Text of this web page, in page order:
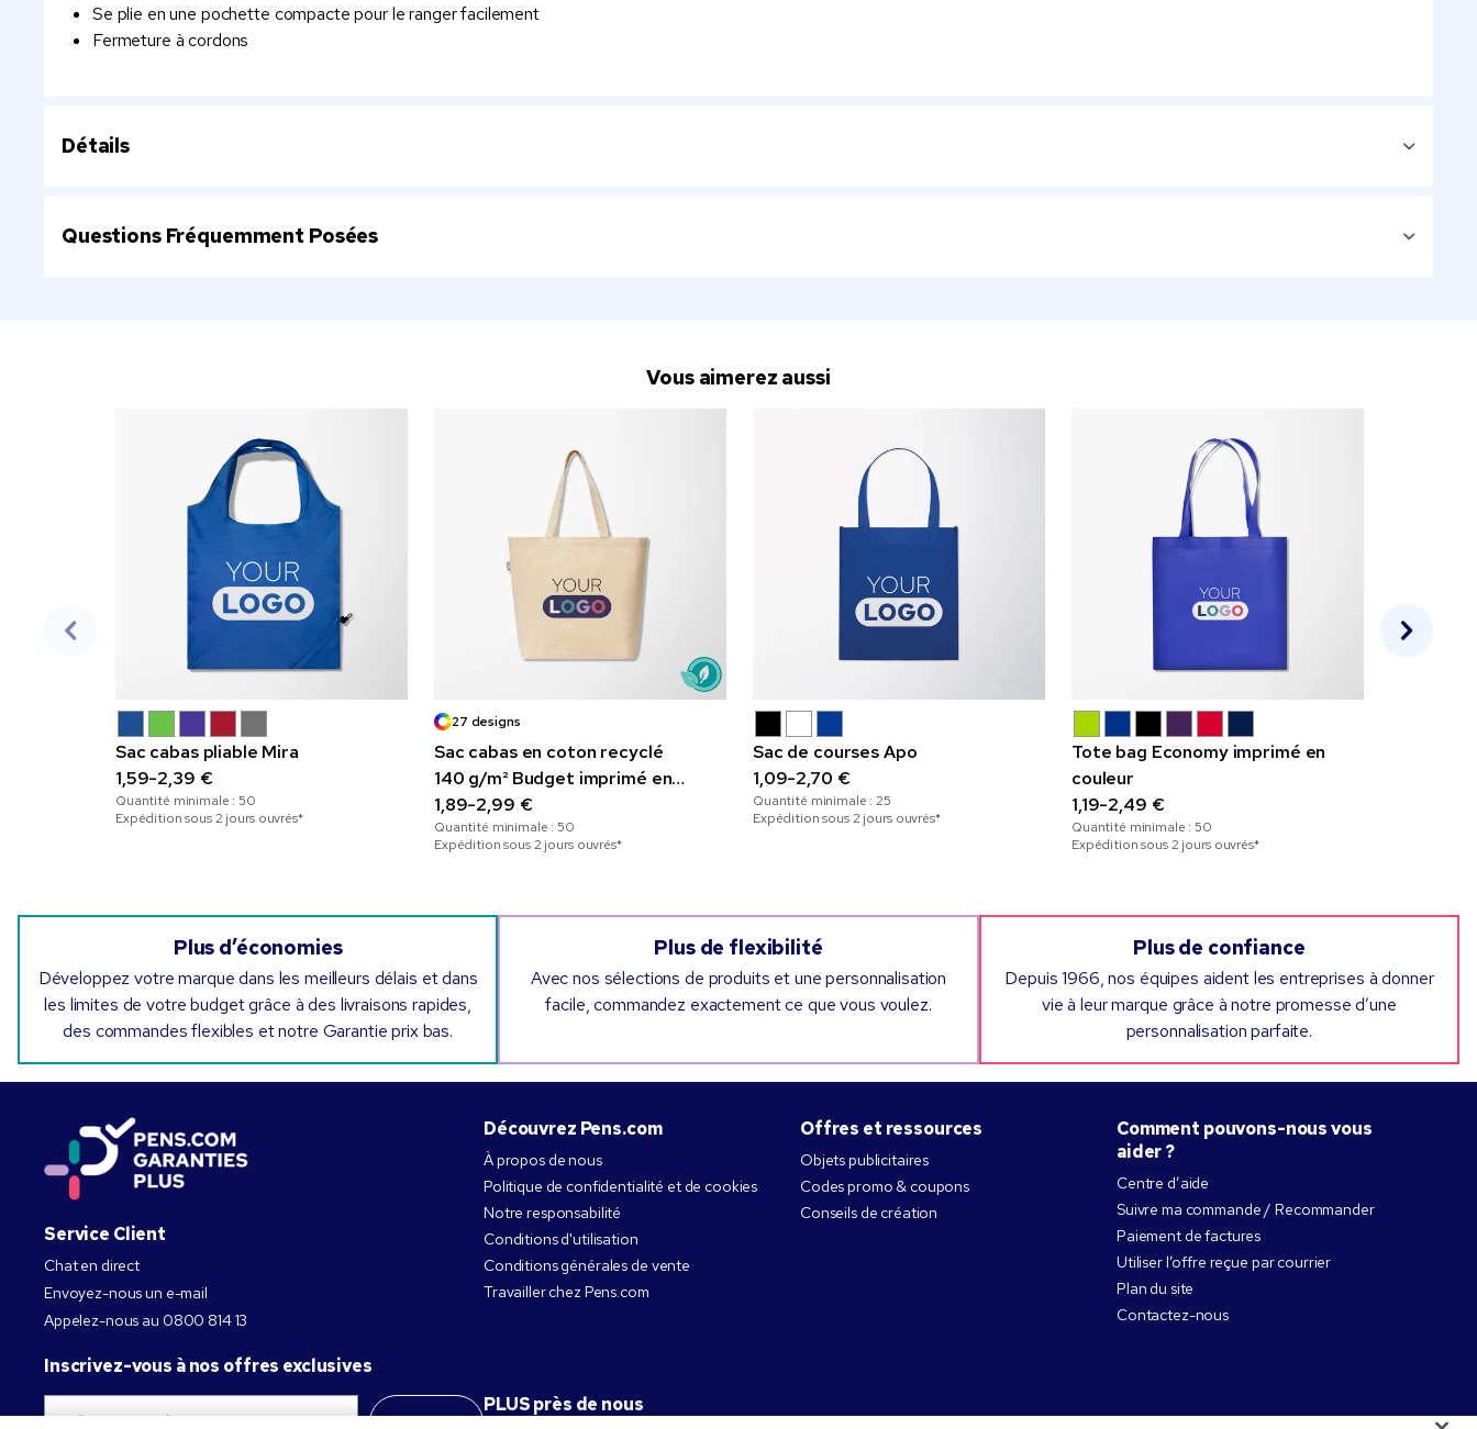
Se plie en une pochette compacte pour le ranger facilement
Fermeture à cordons
Détails
Questions Fréquemment Posées
Vous aimerez aussi
Sac cabas pliable Mira
1,59-2,39 €
Quantité minimale :50
Expédition sous 2 jours ouvrés*
27 designs
Sac cabas en coton recyclé
140 g/m² Budget imprimé en
couleur
1,89-2,99 €
Quantité minimale :50
Expédition sous 2 jours ouvrés*
Sac de courses Apo
1,09-2,70 €
Quantité minimale :25
Expédition sous 2 jours ouvrés*
Tote bag Economy imprimé en
couleur
1,19-2,49 €
Quantité minimale :50
Expédition sous 2 jours ouvrés*
Plus d’économies
Développez votre marque dans les meilleurs délais et dans
les limites de votre budget grâce à des livraisons rapides,
des commandes flexibles et notre Garantie prix bas.
Plus de flexibilité
Avec nos sélections de produits et une personnalisation
facile, commandez exactement ce que vous voulez.
Plus de confiance
Depuis 1966, nos équipes aident les entreprises à donner
vie à leur marque grâce à notre promesse d’une
personnalisation parfaite.
Service Client
Chat en direct
Envoyez-nous un e-mail
Appelez-nous au 0800 814 13
Inscrivez-vous à nos offres exclusives
S’abonner
Découvrez Pens.com
À propos de nous
Politique de confidentialité et de cookies
Notre responsabilité
Conditions d'utilisation
Conditions générales de vente
Travailler chez Pens.com
PLUS près de nous
Offres et ressources
Objets publicitaires
Codes promo & coupons
Conseils de création
Comment pouvons-nous vous
aider ?
Centre d’aide
Suivre ma commande / Recommander
Paiement de factures
Utiliser l’offre reçue par courrier
Plan du site
Contactez-nous